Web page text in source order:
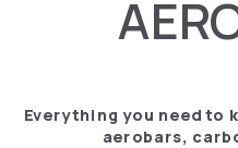
He leído y acepto laPolítica
tratamiento de mis datos
Everything you need to
aerobars,